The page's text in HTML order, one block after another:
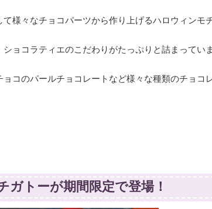
様々なチョコパーツから作り上げるハロウィンモ
ョコラティエのこだわりがたっぷりと詰まっていま
コのパールチョコレートなど様々な種類のチョコ
トーが期間限定で登場！